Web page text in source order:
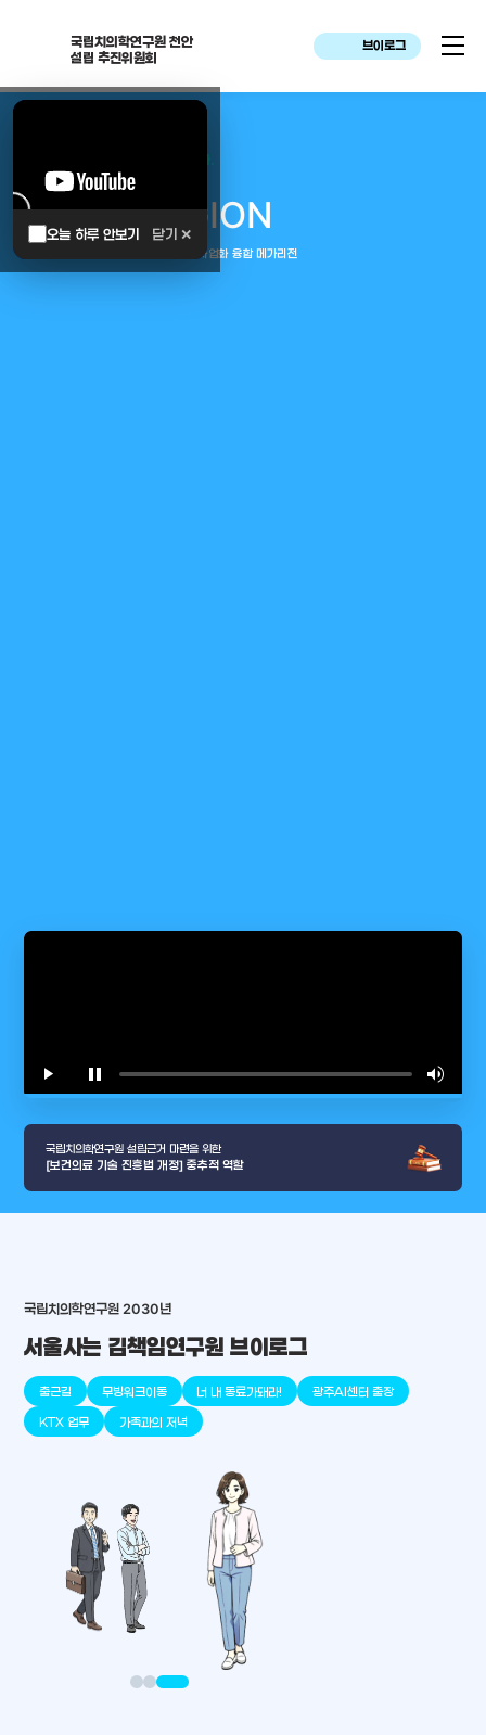
국립치의학연구원 천안
설립 추진위원회
브이로그
오늘 하루 안보기 닫기 ✕
대한민국은 두번이나 약속하였습니다.
MEGAREGION
중부권 전체를 잇는 연구–임상–평가–사업화 융합 메가리전
arrow_selector_tool
place
천안
place
세종
place
판교
place
오송
place
대덕
place
원주
play_arrow pause volume_up
국립치의학연구원 설립근거 마련을 위한
[보건의료 기술 진흥법 개정] 중추적 역할
국립치의학연구원 2030년
서울사는 김책임연구원 브이로그
출근길 무빙워크이동 너 내 동료가돼라! 광주AI센터 출장
KTX 업무 가족과의 저녁